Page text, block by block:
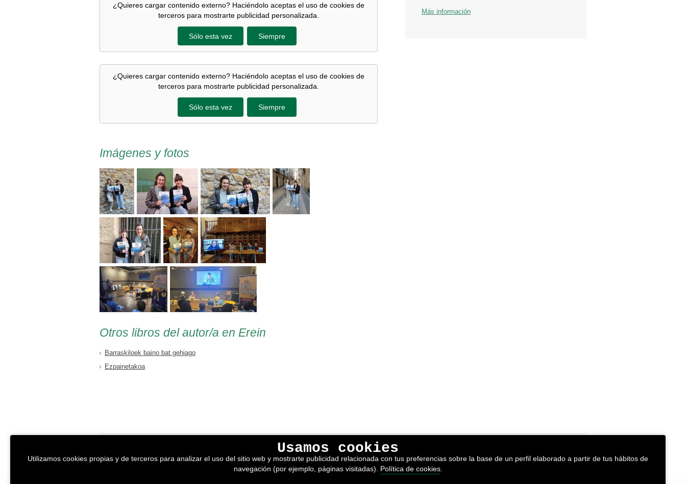
¿Quieres cargar contenido externo? Haciéndolo aceptas el uso de cookies de
terceros para mostrarte publicidad personalizada.
Sólo esta vez Siempre
¿Quieres cargar contenido externo? Haciéndolo aceptas el uso de cookies de
terceros para mostrarte publicidad personalizada.
Sólo esta vez Siempre
Imágenes y fotos
Otros libros del autor/a en Erein
Barraskiloek baino bat gehiago
Ezpainetakoa
Más información
Tolosa etorbidea 107.
Aviso legal y política de privacidad
Política de Cookies
Condiciones generales de venta
Usamos cookies
Utilizamos cookies propias y de terceros para analizar el uso del sitio web y mostrarte publicidad relacionada con tus preferencias sobre la base de un perfil elaborado a partir de tus hábitos de
navegación (por ejemplo, páginas visitadas). Política de cookies.